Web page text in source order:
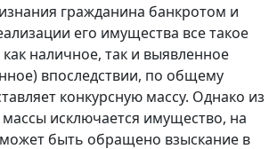
гражданина банкротом и
его имущества все такое
наличное, так и выявленное
впоследствии, по общему
конкурсную массу. Однако из
исключается имущество, на
быть обращено взыскание в